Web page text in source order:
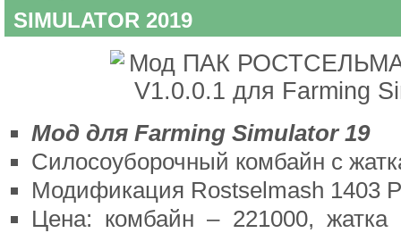
SIMULATOR 2019
Мод для Farming Simulator 19
Силосоуборочный комбайн с
Модификация Rostselmash 1403
Цена: комбайн – 221000,